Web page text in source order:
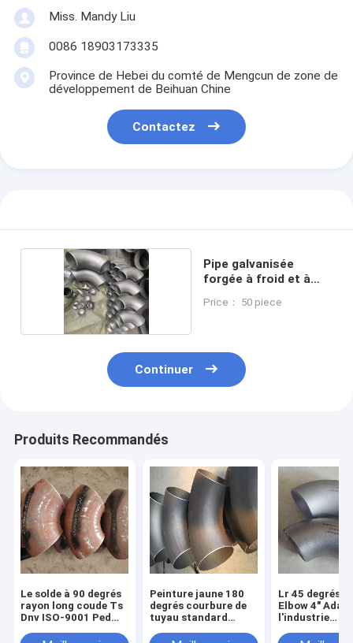
Miss. Mandy Liu
0086 18903173335
Province de Hebei du comté de Mengcun de zone de
développement de Beihuan Chine
Contactez
Pipe galvanisée
forgée à froid et à
Price： 50 piece
Continuer
Produits Recommandés
Le solde à 90 degrés
rayon long coude Ts
Dnv ISO-9001 Ped
Peinture jaune 180
degrés courbure de
tuyau standard
Lr 45 degrés
Elbow 4"
l'industrie